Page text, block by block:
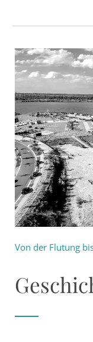
Von der Flutung